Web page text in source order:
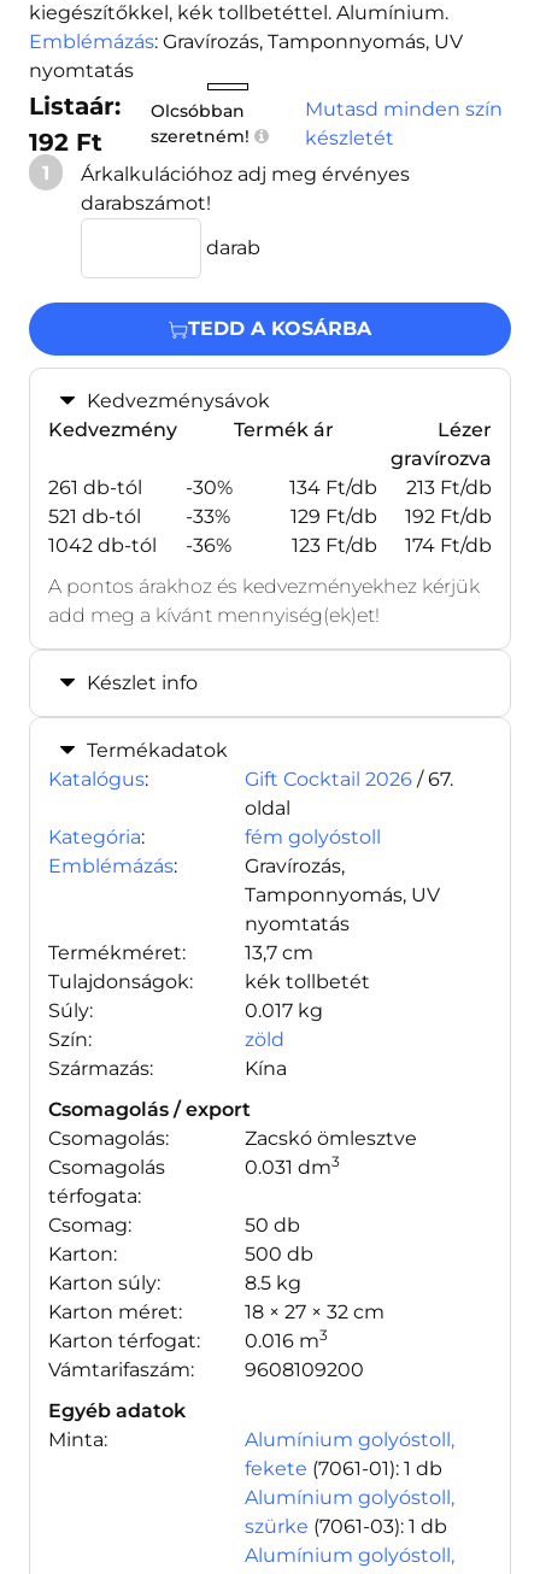
kiegészítőkkel, kék tollbetéttel. Alumínium.
Emblémázás: Gravírozás, Tamponnyomás, UV
nyomtatás
Listaár:
192 Ft
Olcsóbban
szeretném!
Mutasd minden szín
készletét
1
Árkalkulációhoz adj meg érvényes
darabszámot!
darab
TEDD A KOSÁRBA
Kedvezménysávok
Kedvezmény
Termék ár
Lézer
gravírozva
261 db-tól
-30% 134 Ft/db
213 Ft/db
521 db-tól
-33% 129 Ft/db
192 Ft/db
1042 db-tól
-36% 123 Ft/db
174 Ft/db
A pontos árakhoz és kedvezményekhez kérjük
add meg a kívánt mennyiség(ek)et!
Készlet info
Termékadatok
Katalógus: Gift Cocktail 2026 / 67.
oldal
Kategória:
fém golyóstoll
Emblémázás:
Gravírozás,
Tamponnyomás, UV
nyomtatás
Termékméret:
13,7 cm
Tulajdonságok:
kék tollbetét
Súly:
0.017 kg
Szín:
zöld
Származás:
Kína
Csomagolás / export
Csomagolás:
Zacskó ömlesztve
Csomagolás
térfogata:
0.031 dm3
Csomag:
50 db
Karton:
500 db
Karton súly:
8.5 kg
Karton méret:
18 × 27 × 32 cm
Karton térfogat:
0.016 m3
Vámtarifaszám:
9608109200
Egyéb adatok
Minta:
Alumínium golyóstoll,
fekete (7061-01): 1 db
Alumínium golyóstoll,
szürke (7061-03): 1 db
Alumínium golyóstoll,